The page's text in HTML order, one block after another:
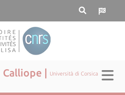
Calliope | Università di Corsica